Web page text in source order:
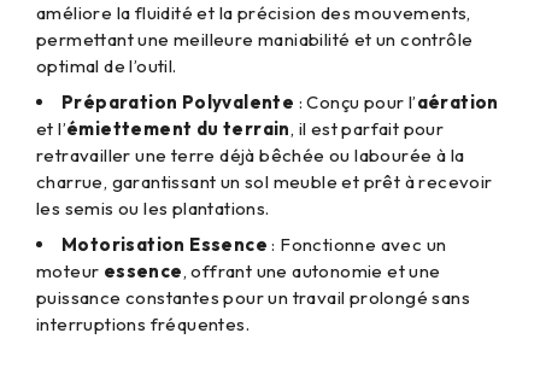
améliore la fluidité et la précision des mouvements,
permettant une meilleure maniabilité et un contrôle
optimal de l’outil.
Préparation Polyvalente : Conçu pour l’aération
et l’émiettement du terrain, il est parfait pour
retravailler une terre déjà bêchée ou labourée à la
charrue, garantissant un sol meuble et prêt à recevoir
les semis ou les plantations.
Motorisation Essence : Fonctionne avec un
moteur essence, offrant une autonomie et une
puissance constantes pour un travail prolongé sans
interruptions fréquentes.